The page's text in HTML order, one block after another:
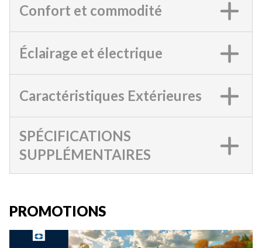
Confort et commodité
Éclairage et électrique
Caractéristiques Extérieures
SPÉCIFICATIONS
SUPPLÉMENTAIRES
PROMOTIONS